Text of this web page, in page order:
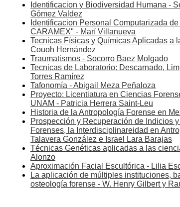
Identificacion y Biodiversidad Humana -
Gómez Valdez
Identificacion Personal Computarizada
CARAMEX" - Marí Villanueva
Tecnicas Físicas y Químicas Aplicadas a
Couoh Hernández
Traumatismos - Socorro Baez Molgado
Tecnicas de Laboratorio: Descarnado,
Torres Ramírez
Tafonomía - Abigail Meza Peñaloza
Proyecto: Licentiatura en Ciencias
UNAM - Patricia Herrera Saint-Leu
Historia de la Antropología Forense en
Prospección y Recuperación de Indicios
Forenses, la Interdisciplinareidad en
Talavera González e Israel Lara Barajas
Técnicas Genéticas aplicadas a las
Alonzo
Aproximación Facial Escultórica - Lilia
La aplicación de múltiples instituciones,
osteología forense - W. Henry Gilbert y